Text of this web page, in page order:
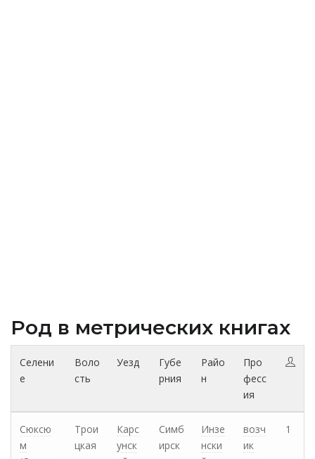
Род в метрических книгах
Селени
е
Воло
сть
Уезд
Губе
рния
Райо
н
Про
фесс
ия
Сюксю
м
Трои
цкая
Карс
унск
Симб
ирск
Инзе
нски
возч
ик
1